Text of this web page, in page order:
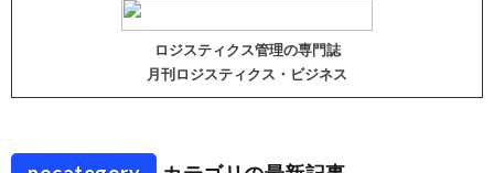
ロジスティクス管理の専門誌
月刊ロジスティクス・ビジネス